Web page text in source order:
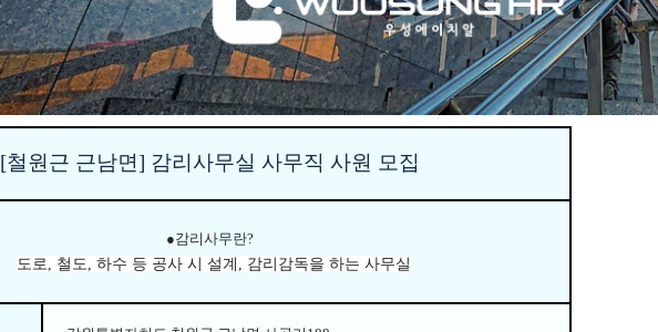
[철원근 근남면] 감리사무실 사무직 사원 모집
●감리사무란?
도로
철도 하수 등 공사 시 설계 감리감독을 하는 사무실